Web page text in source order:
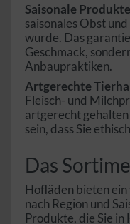
Saisonale
saisonales Obst
wurde. Das
Geschmack,
Anbaupraktiken.
Artgerechte
Fleisch- und
artgerecht
sein, dass Sie
Das
Hofläden bieten
nach Region und
Produkte, die Sie